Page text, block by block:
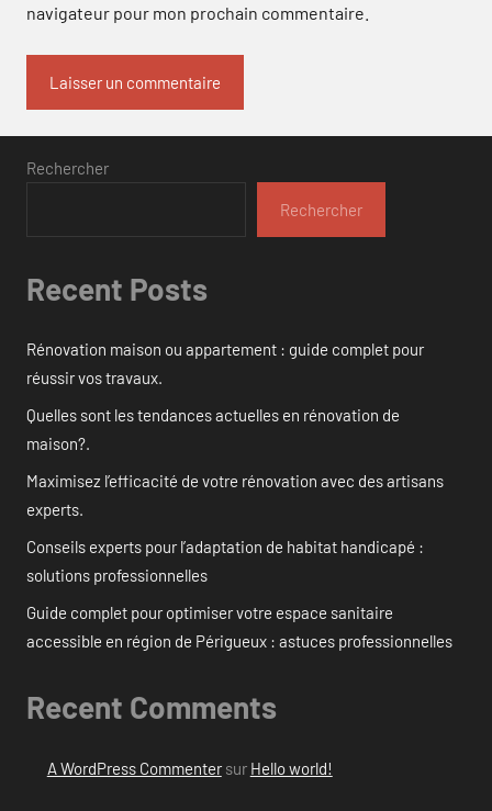
navigateur pour mon prochain commentaire.
Rechercher
Rechercher
Recent Posts
Rénovation maison ou appartement : guide complet pour
réussir vos travaux.
Quelles sont les tendances actuelles en rénovation de
maison?.
Maximisez l’efficacité de votre rénovation avec des artisans
experts.
Conseils experts pour l’adaptation de habitat handicapé :
solutions professionnelles
Guide complet pour optimiser votre espace sanitaire
accessible en région de Périgueux : astuces professionnelles
Recent Comments
A WordPress Commentersur Hello world!